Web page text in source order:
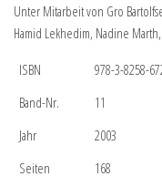
Unter Mitarbeit von Gro
Hamid Lekhedim, Nadine
ISBN
978-3-8258-
Band-Nr.
11
Jahr
2003
Seiten
168